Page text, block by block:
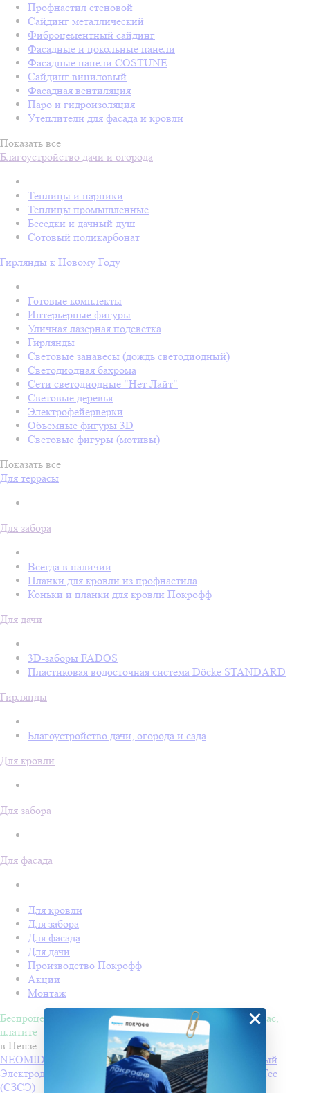
Профнастил стеновой
Сайдинг металлический
Фиброцементный сайдинг
Фасадные и цокольные панели
Фасадные панели COSTUNE
Сайдинг виниловый
Фасадная вентиляция
Паро и гидроизоляция
Утеплители для фасада и кровли
Показать все
Благоустройство дачи и огорода
Теплицы и парники
Теплицы промышленные
Беседки и дачный душ
Сотовый поликарбонат
Гирлянды к Новому Году
Готовые комплекты
Интерьерные фигуры
Уличная лазерная подсветка
Гирлянды
Световые занавесы (дождь светодиодный)
Светодиодная бахрома
Сети светодиодные "Нет Лайт"
Световые деревья
Электрофейерверки
Объемные фигуры 3D
Световые фигуры (мотивы)
Показать все
Для террасы
Для забора
Всегда в наличии
Планки для кровли из профнастила
Коньки и планки для кровли Покрофф
Для дачи
3D-заборы FADOS
Пластиковая водосточная система Döcke STANDARD
Гирлянды
Благоустройство дачи, огорода и сада
Для кровли
Для забора
Для фасада
Для кровли
Для забора
Для фасада
Для дачи
Производство Покрофф
Акции
Монтаж
Беспроцентная рассрочка на 4 месяца. Покупайте - сейчас,
платите - потом!
в Пензе
NEOMID 430 eco Антисептик-консервант невымываемый
Электроды РЦ ТМ MONOLITH Производитель
PlasmaTec
(СЗСЭ)
×